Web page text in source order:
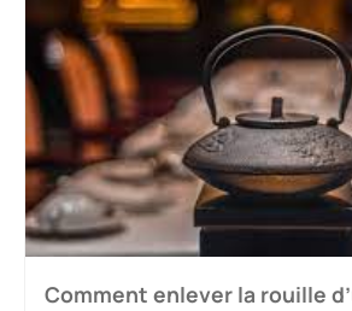
Comment enlever la rouille